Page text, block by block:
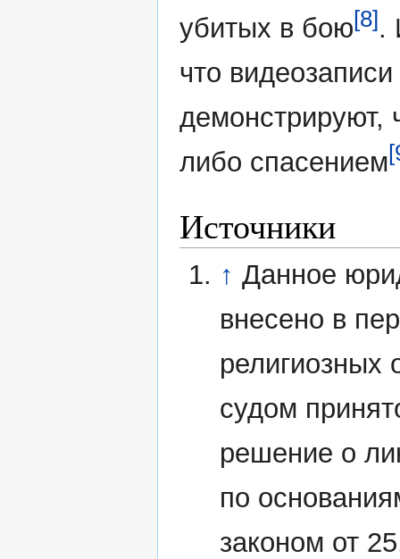
убитых в бою[8].
что
демонстрируют,
либо спасением
Источники
↑ Данное
внесено в
религиозных
судом
решение о
по
законом от